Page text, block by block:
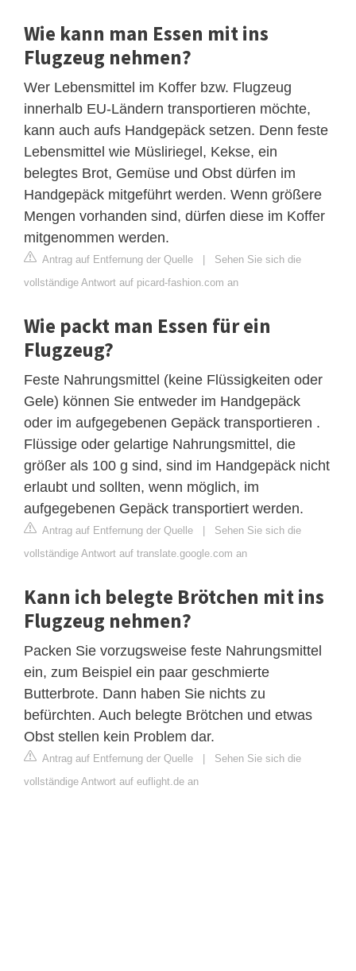
Wie kann man Essen mit ins
Flugzeug nehmen?
Wer Lebensmittel im Koffer bzw. Flugzeug
innerhalb EU-Ländern transportieren möchte,
kann auch aufs Handgepäck setzen. Denn feste
Lebensmittel wie Müsliriegel, Kekse, ein
belegtes Brot, Gemüse und Obst dürfen im
Handgepäck mitgeführt werden. Wenn größere
Mengen vorhanden sind, dürfen diese im Koffer
mitgenommen werden.
Antrag auf Entfernung der Quelle | Sehen Sie sich die
vollständige Antwort auf picard-fashion.com an
Wie packt man Essen für ein
Flugzeug?
Feste Nahrungsmittel (keine Flüssigkeiten oder
Gele) können Sie entweder im Handgepäck
oder im aufgegebenen Gepäck transportieren .
Flüssige oder gelartige Nahrungsmittel, die
größer als 100 g sind, sind im Handgepäck nicht
erlaubt und sollten, wenn möglich, im
aufgegebenen Gepäck transportiert werden.
Antrag auf Entfernung der Quelle | Sehen Sie sich die
vollständige Antwort auf translate.google.com an
Kann ich belegte Brötchen mit ins
Flugzeug nehmen?
Packen Sie vorzugsweise feste Nahrungsmittel
ein, zum Beispiel ein paar geschmierte
Butterbrote. Dann haben Sie nichts zu
befürchten. Auch belegte Brötchen und etwas
Obst stellen kein Problem dar.
Antrag auf Entfernung der Quelle | Sehen Sie sich die
vollständige Antwort auf euflight.de an